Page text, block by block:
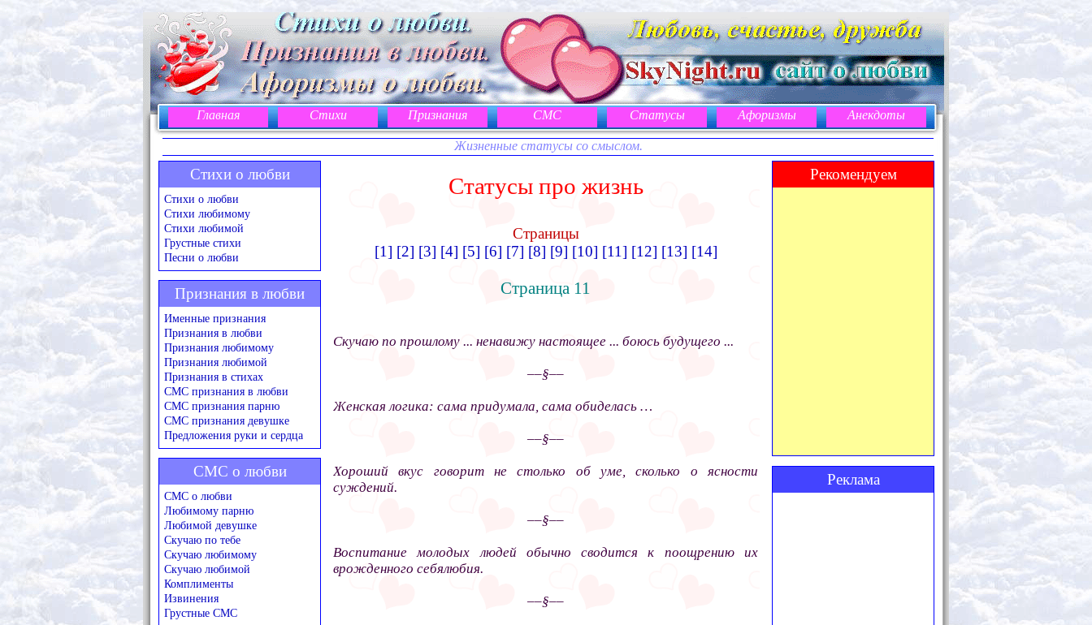
Главная Стихи Признания СМС Статусы Афоризмы Анекдоты
Жизненные статусы со смыслом.
Статусы про жизнь
Страницы
[1] [2] [3] [4] [5] [6] [7] [8] [9] [10] [11] [12] [13] [14]
Страница 11
Скучаю по прошлому ... ненавижу настоящее ... боюсь будущего ...
––§––
Женская логика: сама придумала, сама обиделась …
––§––
Хороший вкус говорит не столько об уме, сколько о ясности
суждений.
––§––
Воспитание молодых людей обычно сводится к поощрению их
врожденного себялюбия.
––§––
Стихи о любви
Стихи о любви
Стихи любимому
Стихи любимой
Грустные стихи
Песни о любви
Признания в любви
Именные признания
Признания в любви
Признания любимому
Признания любимой
Признания в стихах
СМС признания в любви
СМС признания парню
СМС признания девушке
Предложения руки и сердца
СМС о любви
СМС о любви
Любимому парню
Любимой девушке
Скучаю по тебе
Скучаю любимому
Скучаю любимой
Комплименты
Извинения
Грустные СМС
Рекомендуем
Реклама